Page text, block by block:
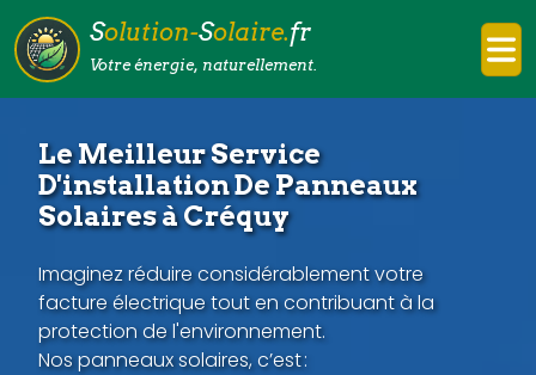
Solution-Solaire.fr
Votre énergie, naturellement.
Le Meilleur Service
D'installation De Panneaux
Solaires à Créquy
Imaginez réduire considérablement votre
facture électrique tout en contribuant à la
protection de l'environnement.
Nos panneaux solaires, c’est :